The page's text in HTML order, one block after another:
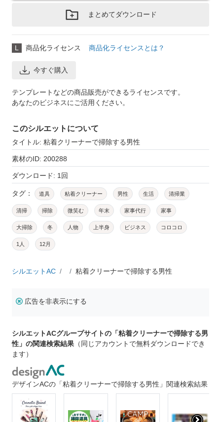
まとめてダウンロード
L 商品化ライセンス 商品化ライセンスとは？
今すぐ購入
テンプレートなどの商品販売ができるライセンスです。
あなたのビジネスにご活用ください。
このシルエットについて
タイトル: 粘着クリーナーで掃除する男性
素材のID: 200288
ダウンロード: 1回
タグ： 道具 粘着クリーナー 男性 生活 清掃業
清掃 掃除 微笑む 年末 家事代行 家事
大掃除 冬 人物 上半身 ビジネス コロコロ
1人 12月
シルエットAC 粘着クリーナーで掃除する男性
広告を非表示にする
シルエットACグループサイトの「粘着クリーナーで掃除する男
性」の関連検索結果 （同じアカウントで無料ダウンロードでき
ます）
デザインACの「粘着クリーナーで掃除する男性」関連検索結果